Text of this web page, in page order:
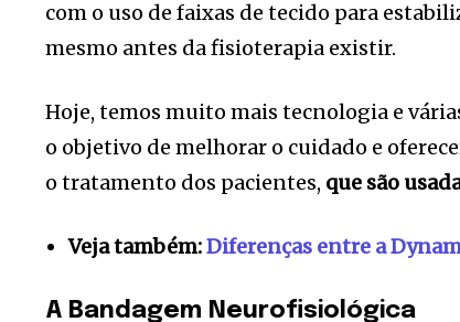
com o uso de faixas de tecido para
mesmo antes da fisioterapia existir.
Hoje, temos muito mais tecnologia e
o objetivo de melhorar o cuidado e
o tratamento dos pacientes, que são
Veja também:Diferenças entre a
A Bandagem Neurofisiológica